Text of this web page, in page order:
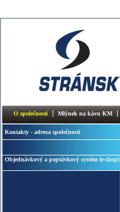
O společnosti Mlýnek na kávu KM
Kontakty - adresa společnosti
Objednávkový a poptávkový systém (e-shop)